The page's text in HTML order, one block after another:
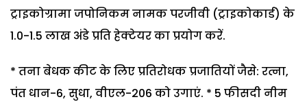
ट्राइकोग्रामा जपोनिकम नामक परजीवी (ट्राइकोकार्ड) के
1.0-1.5 लाख अंडे प्रति हेक्टेयर का प्रयोग करें.
* तना बेधक कीट के लिए प्रतिरोधक प्रजातियों जैसे: रत्ना,
पंत धान-6, सुधा, वीएल-206 को उगाएं. * 5 फीसदी नीम